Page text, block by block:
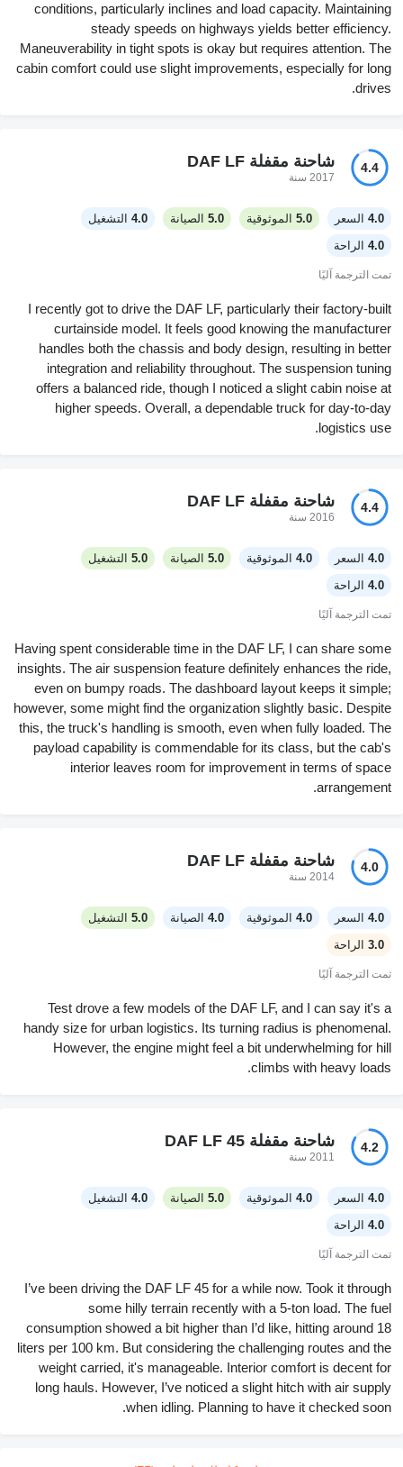
conditions, particularly inclines and load capacity. Maintaining
steady speeds on highways yields better efficiency.
Maneuverability in tight spots is okay but requires attention. The
cabin comfort could use slight improvements, especially for long
drives.
4.4 شاحنة مقفلة DAF LF
2017 سنة
4.0 السعر 5.0 الموثوقية 5.0 الصيانة 4.0 التشغيل
4.0 الراحة
تمت الترجمة آليًا
I recently got to drive the DAF LF, particularly their factory-built
curtainside model. It feels good knowing the manufacturer
handles both the chassis and body design, resulting in better
integration and reliability throughout. The suspension tuning
offers a balanced ride, though I noticed a slight cabin noise at
higher speeds. Overall, a dependable truck for day-to-day
logistics use.
4.4 شاحنة مقفلة DAF LF
2016 سنة
4.0 السعر 4.0 الموثوقية 5.0 الصيانة 5.0 التشغيل
4.0 الراحة
تمت الترجمة آليًا
Having spent considerable time in the DAF LF, I can share some
insights. The air suspension feature definitely enhances the ride,
even on bumpy roads. The dashboard layout keeps it simple;
however, some might find the organization slightly basic. Despite
this, the truck's handling is smooth, even when fully loaded. The
payload capability is commendable for its class, but the cab's
interior leaves room for improvement in terms of space
arrangement.
4.0 شاحنة مقفلة DAF LF
2014 سنة
4.0 السعر 4.0 الموثوقية 4.0 الصيانة 5.0 التشغيل
3.0 الراحة
تمت الترجمة آليًا
Test drove a few models of the DAF LF, and I can say it's a
handy size for urban logistics. Its turning radius is phenomenal.
However, the engine might feel a bit underwhelming for hill
climbs with heavy loads.
4.2 شاحنة مقفلة DAF LF 45
2011 سنة
4.0 السعر 4.0 الموثوقية 5.0 الصيانة 4.0 التشغيل
4.0 الراحة
تمت الترجمة آليًا
I’ve been driving the DAF LF 45 for a while now. Took it through
some hilly terrain recently with a 5-ton load. The fuel
consumption showed a bit higher than I’d like, hitting around 18
liters per 100 km. But considering the challenging routes and the
weight carried, it's manageable. Interior comfort is decent for
long hauls. However, I’ve noticed a slight hitch with air supply
when idling. Planning to have it checked soon.